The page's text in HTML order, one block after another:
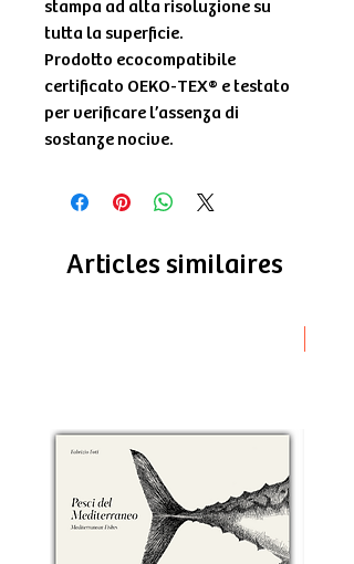
stampa ad alta risoluzione su
tutta la superficie.
Prodotto ecocompatibile
certificato OEKO-TEX® e testato
per verificare l’assenza di
sostanze nocive.
Articles similaires